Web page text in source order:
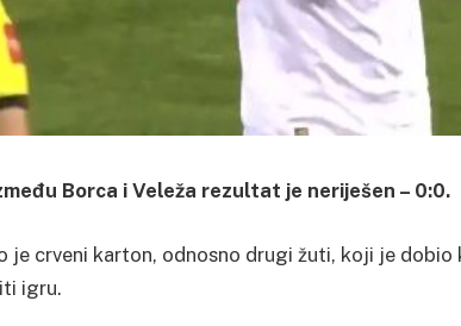
Borca i Veleža rezultat je neriješen – 0:0.
je crveni karton, odnosno drugi žuti, koji je dobio
igru.